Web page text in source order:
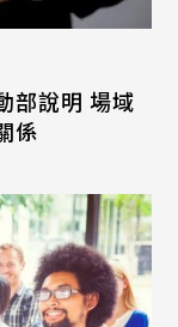
部說明 場域
係